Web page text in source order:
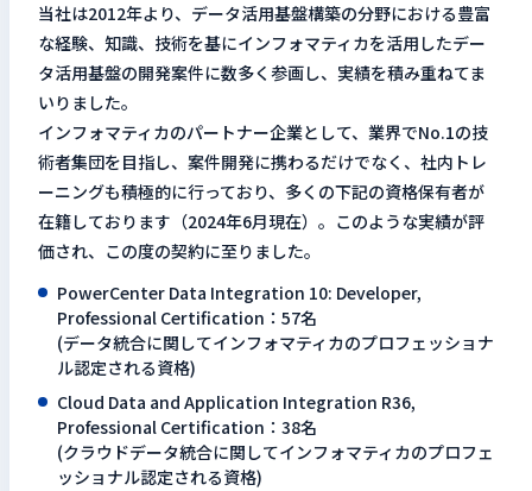
当社は2012年より、データ活用基盤構築の分野における豊富
な経験、知識、技術を基にインフォマティカを活用したデー
タ活用基盤の開発案件に数多く参画し、実績を積み重ねてま
いりました。
インフォマティカのパートナー企業として、業界でNo.1の技
術者集団を目指し、案件開発に携わるだけでなく、社内トレ
ーニングも積極的に行っており、多くの下記の資格保有者が
在籍しております（2024年6月現在）。このような実績が評
価され、この度の契約に至りました。
PowerCenter Data Integration 10: Developer,
Professional Certification：57名
(データ統合に関してインフォマティカのプロフェッショナ
ル認定される資格)
Cloud Data and Application Integration R36,
Professional Certification：38名
(クラウドデータ統合に関してインフォマティカのプロフェ
ッショナル認定される資格)